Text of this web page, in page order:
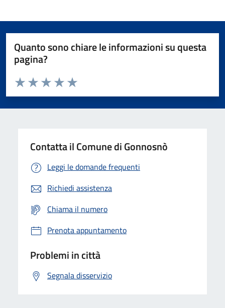
Quanto sono chiare le informazioni su questa
pagina?
Valuta da 1 a 5 stelle la pagina
Valuta 5 stelle su 5
Valuta 4 stelle su 5
Valuta 3 stelle su 5
Valuta 2 stelle su 5
Valuta 1 stelle su 5
Contatta il Comune di Gonnosnò
Leggi le domande frequenti
Richiedi assistenza
Chiama il numero
Prenota appuntamento
Problemi in città
Segnala disservizio